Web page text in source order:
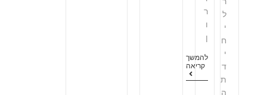
ל
י
ח
י
ד
ת
ה
ר
ו
ן
להמשך
קריאה